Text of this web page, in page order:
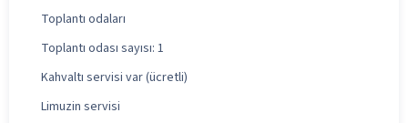
Toplantı odaları
Toplantı odası sayısı: 1
Kahvaltı servisi var (ücretli)
Limuzin servisi